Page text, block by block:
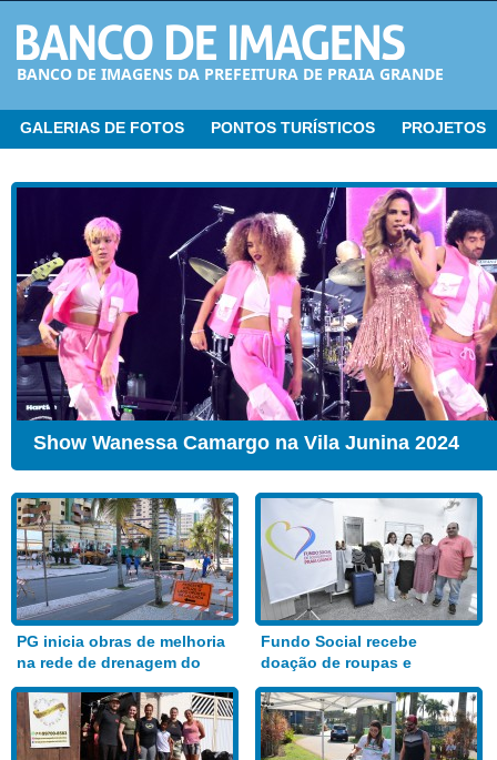
BANCO DE IMAGENS DA PREFEITURA DE PRAIA GRANDE
GALERIAS DE FOTOS PONTOS TURÍSTICOS PROJETOS
Show Wanessa Camargo na Vila Junina 2024
PG inicia obras de melhoria
na rede de drenagem do
Bairro Aviação
Fundo Social recebe
doação de roupas e
alimentos